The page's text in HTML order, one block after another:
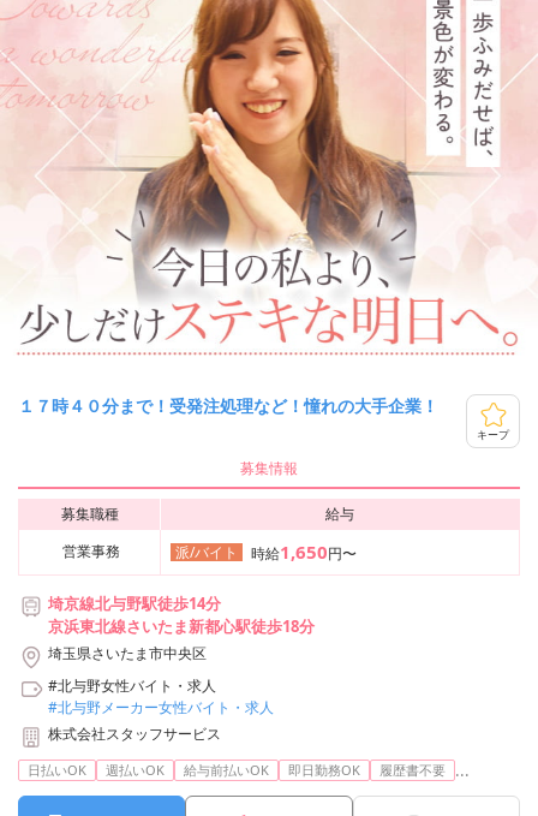
１７時４０分まで！受発注処理など！憧れの大手企業！
キープ
募集情報
募集職種
給与
営業事務
派/バイト 時給1,650円〜
埼京線北与野駅徒歩14分
京浜東北線さいたま新都心駅徒歩18分
埼玉県さいたま市中央区
#北与野女性バイト・求人
#北与野メーカー女性バイト・求人
株式会社スタッフサービス
日払いOK 週払いOK 給与前払いOK 即日勤務OK 履歴書不要 ...